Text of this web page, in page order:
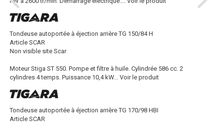
Tondeuse autoportée à éjection arrière TG 150/84 H
Article SCAR
Non visible site Scar
Moteur Stiga ST 550. Pompe et filtre à huile. Cylindrée 586 cc. 2
cylindres 4 temps. Puissance 10,4 kW... Voir le produit
Tondeuse autoportée à éjection arrière TG 170/98 HBI
Article SCAR